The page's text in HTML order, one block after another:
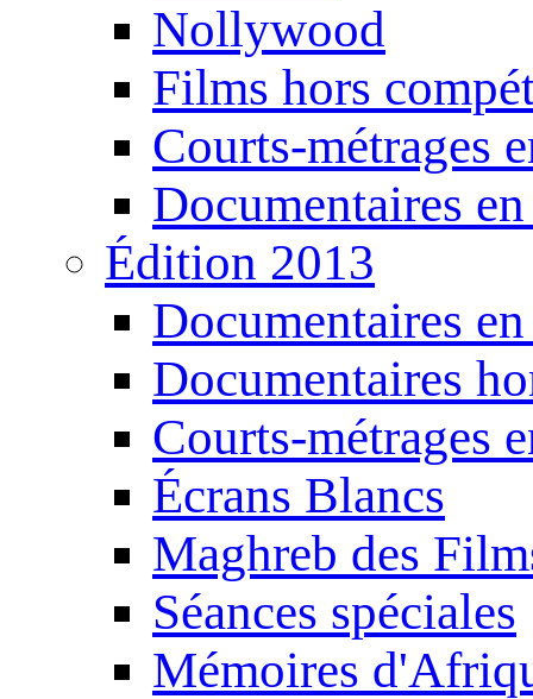
Nollywood
Films hors
Courts-métrages
Documentaires
Édition 2013
Documentaires
Documentaires
Courts-métrages
Écrans Blancs
Maghreb des
Séances spéciales
Mémoires